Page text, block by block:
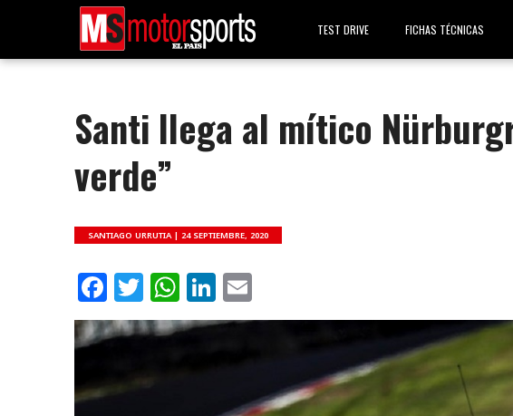
TEST DRIVE FICHAS TÉCNICAS
Santi llega al mítico
verde”
SANTIAGO URRUTIA |24 SEPTIEMBRE, 2020
Facebook
Twitter
WhatsApp
LinkedIn